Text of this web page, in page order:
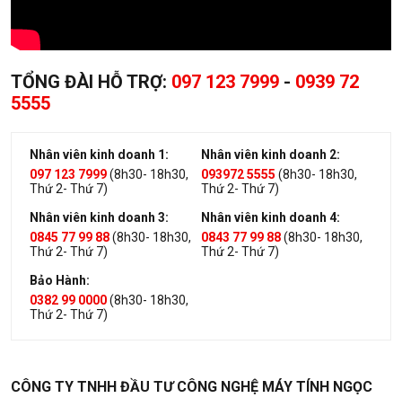
TỔNG ĐÀI HỖ TRỢ: 097 123 7999 - 0939 72
5555
Nhân viên kinh doanh 1:
097 123 7999(8h30- 18h30,
Thứ 2- Thứ 7)
Nhân viên kinh doanh 2:
093972 5555 (8h30- 18h30,
Thứ 2- Thứ 7)
Nhân viên kinh doanh 3:
0845 77 99 88(8h30- 18h30,
Thứ 2- Thứ 7)
Nhân viên kinh doanh 4:
0843 77 99 88(8h30- 18h30,
Thứ 2- Thứ 7)
Bảo Hành:
0382 99 0000(8h30- 18h30,
Thứ 2- Thứ 7)
CÔNG TY TNHH ĐẦU TƯ CÔNG NGHỆ MÁY TÍNH NGỌC